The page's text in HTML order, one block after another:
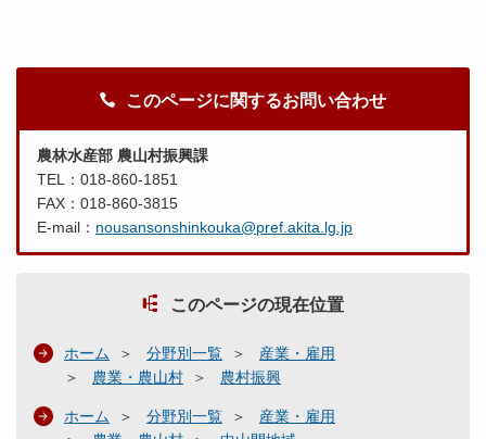
このページに関するお問い合わせ
農林水産部 農山村振興課
TEL：018-860-1851
FAX：018-860-3815
E-mail： nousansonshinkouka@pref.akita.lg.jp
このページの現在位置
ホーム 分野別一覧
産業・雇用
農業・農山村
農村振興
ホーム 分野別一覧
産業・雇用